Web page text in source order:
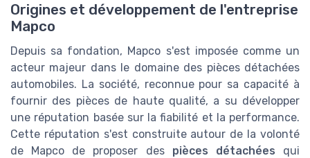
Origines et développement de l'entreprise
Mapco
Depuis sa fondation, Mapco s'est imposée comme un
acteur majeur dans le domaine des pièces détachées
automobiles. La société, reconnue pour sa capacité à
fournir des pièces de haute qualité, a su développer
une réputation basée sur la fiabilité et la performance.
Cette réputation s'est construite autour de la volonté
de Mapco de proposer des pièces détachées qui